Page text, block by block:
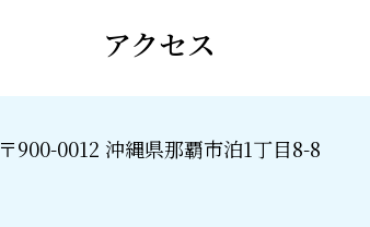
アクセス
〒900-0012 沖縄県那覇市泊1丁目8-8